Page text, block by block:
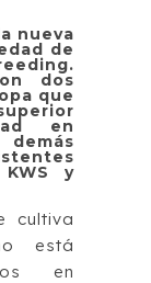
nueva
de
dos
que
en
y
cultiva
está
en